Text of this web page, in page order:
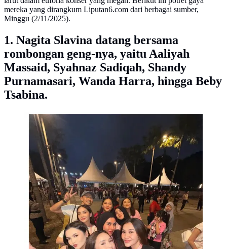
mereka yang dirangkum Liputan6.com dari berbagai sumber,
Minggu (2/11/2025).
1. Nagita Slavina datang bersama
rombongan geng-nya, yaitu Aaliyah
Massaid, Syahnaz Sadiqah, Shandy
Purnamasari, Wanda Harra, hingga Beby
Tsabina.
Potret artis nonton konser BLACKPINK 'DEADLINE'
di Jakarta. [IG: @wanda_haraa]